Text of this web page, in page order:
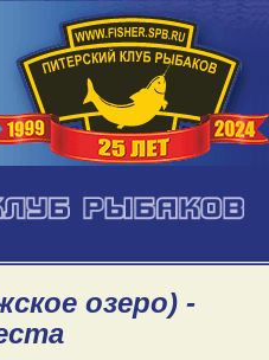
озеро) -